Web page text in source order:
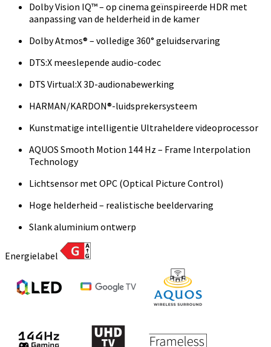
Dolby Vision IQ™ – op cinema geïnspireerde HDR met
aanpassing van de helderheid in de kamer
Dolby Atmos® – volledige 360° geluidservaring
DTS:X meeslepende audio-codec
DTS Virtual:X 3D-audionabewerking
HARMAN/KARDON®-luidsprekersysteem
Kunstmatige intelligentie Ultraheldere videoprocessor
AQUOS Smooth Motion 144 Hz – Frame Interpolation
Technology
Lichtsensor met OPC (Optical Picture Control)
Hoge helderheid – realistische beeldervaring
Slank aluminium ontwerp
Energielabel